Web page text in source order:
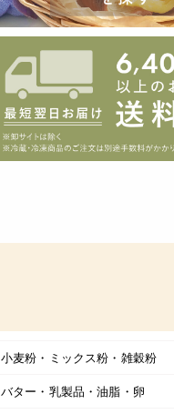
小麦粉・ミックス粉・雑穀粉
バター・乳製品・油脂・卵